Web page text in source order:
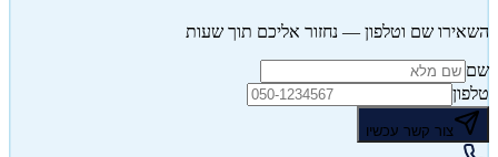
השאירו שם וטלפון — נחזור אליכם תוך שעות
שם
טלפון
צור קשר עכשיו